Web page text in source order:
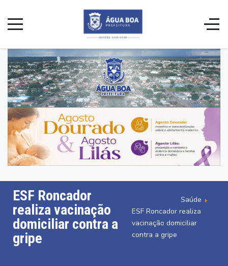
ESF Roncador
realiza vacinação
domiciliar contra a
gripe
Saúde
ESF Roncador realiza
vacinação domiciliar
contra a gripe